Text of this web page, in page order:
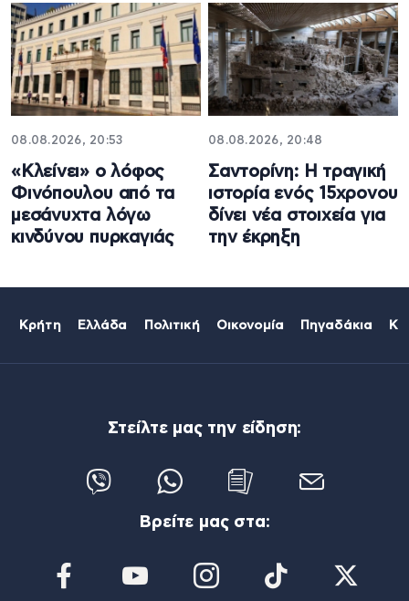
08.08.2026, 20:53
«Κλείνει» ο λόφος
Φινόπουλου από τα
μεσάνυχτα λόγω
κινδύνου πυρκαγιάς
08.08.2026, 20:48
Σαντορίνη: Η τραγική
ιστορία ενός 15χρονου
δίνει νέα στοιχεία για
την έκρηξη
Κρήτη Ελλάδα Πολιτική Οικονομία Πηγαδάκια
Στείλτε μας την είδηση:
Βρείτε μας στα: